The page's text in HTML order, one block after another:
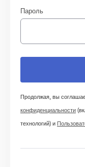
Пароль
Продолжая, вы
конфиденциальности
технологий) и